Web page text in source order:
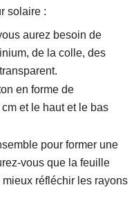
solaire :
aurez besoin de
de la colle, des
en forme de
et le haut et le bas
pour former une
vous que la feuille
réfléchir les rayons